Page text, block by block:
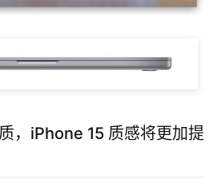
，iPhone 15 质感将更加提